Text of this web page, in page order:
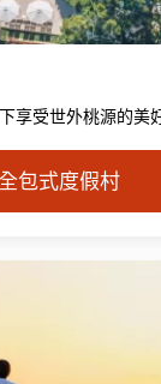
享受世外桃源的美
包式度假村